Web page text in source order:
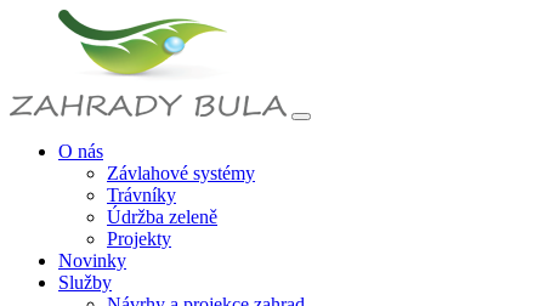
O nás
Závlahové systémy
Trávníky
Údržba zeleně
Projekty
Novinky
Služby